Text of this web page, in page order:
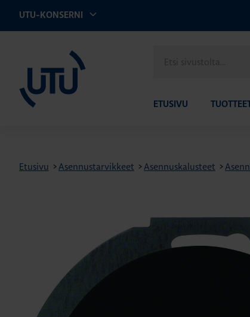
UTU-KONSERNI
sivustolta
ETUSIVU
Etusivu >Asennustarvikkeet >Asennuskalusteet >